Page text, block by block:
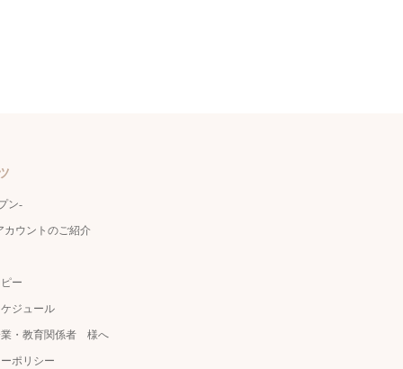
ン-
カウントのご紹介
ー
ジュール
業・教育関係者 様へ
ポリシー